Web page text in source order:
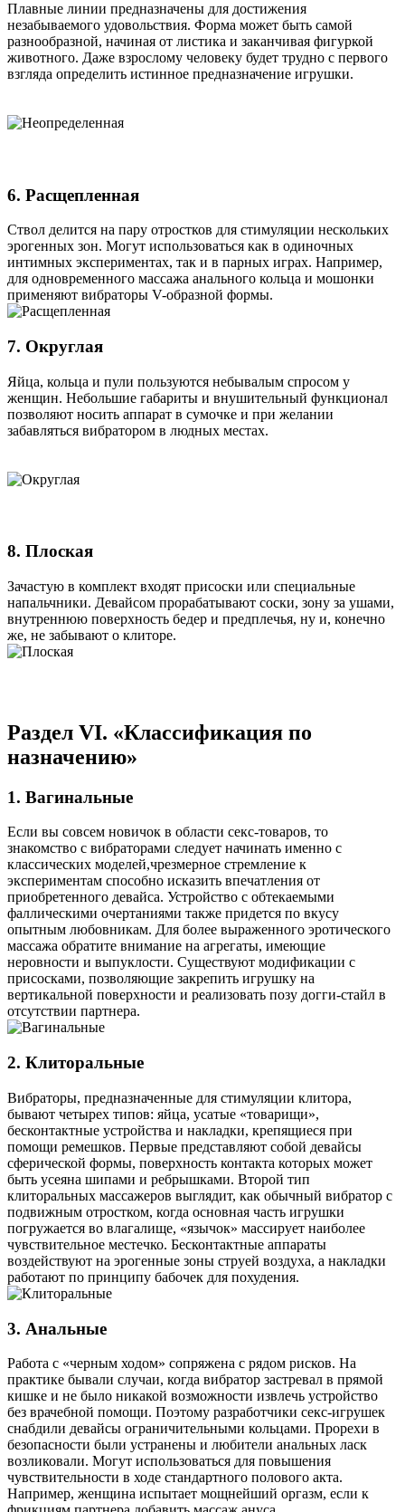
Плавные линии предназначены для достижения
незабываемого удовольствия. Форма может быть самой
разнообразной, начиная от листика и заканчивая фигуркой
животного. Даже взрослому человеку будет трудно с первого
взгляда определить истинное предназначение игрушки.
6. Расщепленная
Ствол делится на пару отростков для стимуляции нескольких
эрогенных зон. Могут использоваться как в одиночных
интимных экспериментах, так и в парных играх. Например,
для одновременного массажа анального кольца и мошонки
применяют вибраторы V-образной формы.
7. Округлая
Яйца, кольца и пули пользуются небывалым спросом у
женщин. Небольшие габариты и внушительный функционал
позволяют носить аппарат в сумочке и при желании
забавляться вибратором в людных местах.
8. Плоская
Зачастую в комплект входят присоски или специальные
напальчники. Девайсом прорабатывают соски, зону за ушами,
внутреннюю поверхность бедер и предплечья, ну и, конечно
же, не забывают о клиторе.
Раздел VI. «Классификация по
назначению»
1. Вагинальные
Если вы совсем новичок в области секс-товаров, то
знакомство с вибраторами следует начинать именно с
классических моделей,чрезмерное стремление к
экспериментам способно исказить впечатления от
приобретенного девайса. Устройство с обтекаемыми
фаллическими очертаниями также придется по вкусу
опытным любовникам. Для более выраженного эротического
массажа обратите внимание на агрегаты, имеющие
неровности и выпуклости. Существуют модификации с
присосками, позволяющие закрепить игрушку на
вертикальной поверхности и реализовать позу догги-стайл в
отсутствии партнера.
2. Клиторальные
Вибраторы, предназначенные для стимуляции клитора,
бывают четырех типов: яйца, усатые «товарищи»,
бесконтактные устройства и накладки, крепящиеся при
помощи ремешков. Первые представляют собой девайсы
сферической формы, поверхность контакта которых может
быть усеяна шипами и ребрышками. Второй тип
клиторальных массажеров выглядит, как обычный вибратор с
подвижным отростком, когда основная часть игрушки
погружается во влагалище, «язычок» массирует наиболее
чувствительное местечко. Бесконтактные аппараты
воздействуют на эрогенные зоны струей воздуха, а накладки
работают по принципу бабочек для похудения.
3. Анальные
Работа с «черным ходом» сопряжена с рядом рисков. На
практике бывали случаи, когда вибратор застревал в прямой
кишке и не было никакой возможности извлечь устройство
без врачебной помощи. Поэтому разработчики секс-игрушек
снабдили девайсы ограничительными кольцами. Прорехи в
безопасности были устранены и любители анальных ласк
возликовали. Могут использоваться для повышения
чувствительности в ходе стандартного полового акта.
Например, женщина испытает мощнейший оргазм, если к